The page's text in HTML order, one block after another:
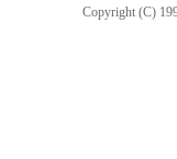
Copyright (C)